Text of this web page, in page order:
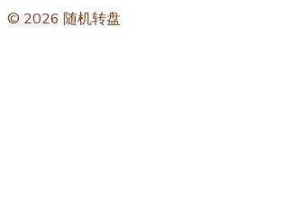
© 2026 随机转盘